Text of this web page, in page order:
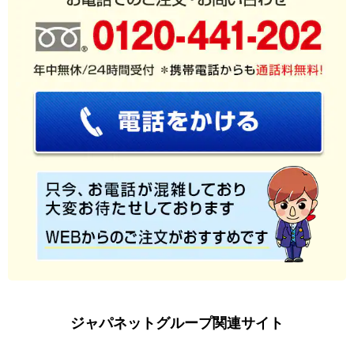
ジャパネットグループ関連サイト